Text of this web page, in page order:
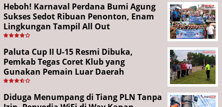
Heboh! Karnaval Perdana Bumi Agung
Sukses Sedot Ribuan Penonton, Enam
Lingkungan Tampil All Out
Paluta Cup II U-15 Resmi Dibuka,
Pemkab Tegas Coret Klub yang
Gunakan Pemain Luar Daerah
Diduga Menumpang di Tiang PLN Tanpa